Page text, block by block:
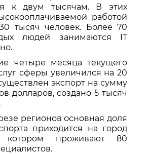
к двум тысячам. В этих
работой
тысяч человек. Более 70
людей занимаются IT
четыре месяца текущего
сферы увеличился на 20
экспорт на сумму
долларов, создано 5 тысяч
регионов основная доля
приходится на город
котором проживают 80